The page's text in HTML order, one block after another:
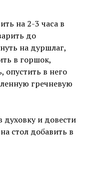
на 2-3 часа в
до
на дуршлаг,
в горшок,
опустить в него
гречневую
духовку и довести
стол добавить в